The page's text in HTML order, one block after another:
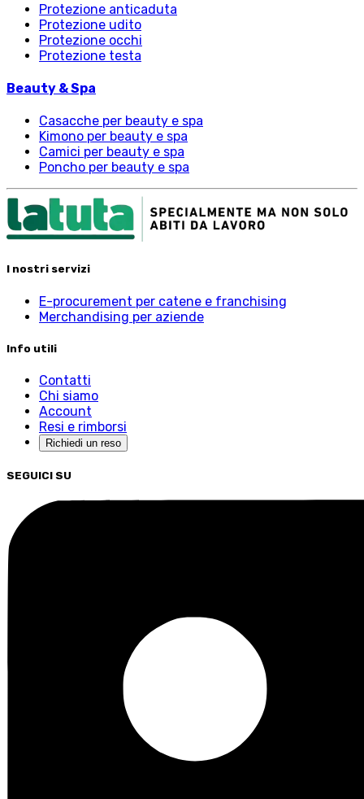
Protezione anticaduta
Protezione udito
Protezione occhi
Protezione testa
Beauty & Spa
Casacche per beauty e spa
Kimono per beauty e spa
Camici per beauty e spa
Poncho per beauty e spa
I nostri servizi
E-procurement per catene e franchising
Merchandising per aziende
Info utili
Contatti
Chi siamo
Account
Resi e rimborsi
Richiedi un reso
SEGUICI SU